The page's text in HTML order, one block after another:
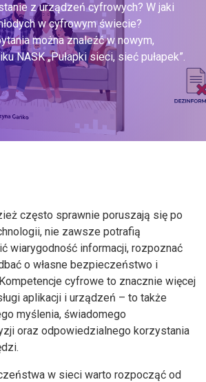
z urządzeń cyfrowych? W jaki
w cyfrowym świecie?
można znaleźć w nowym,
NASK „Pułapki sieci, sieć pułapek”.
często sprawnie poruszają się po
nie zawsze potrafią
wiarygodność informacji, rozpoznać
o własne bezpieczeństwo i
cyfrowe to znacznie więcej
aplikacji i urządzeń – to także
myślenia, świadomego
oraz odpowiedzialnego korzystania
w sieci warto rozpocząć od